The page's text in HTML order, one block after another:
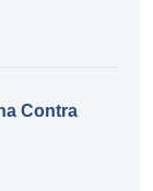
Contra